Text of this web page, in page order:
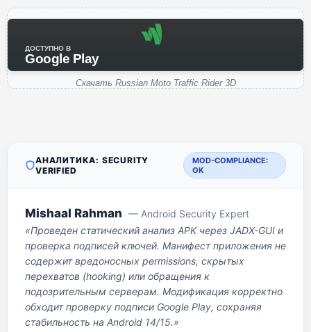
ДОСТУПНО В
Google Play
Скачать Russian Moto Traffic Rider 3D
АНАЛИТИКА: SECURITY
VERIFIED
MOD-COMPLIANCE:
OK
Mishaal Rahman — Android Security Expert
«Проведен статический анализ APK через JADX-GUI и
проверка подписей ключей. Манифест приложения не
содержит вредоносных permissions, скрытых
перехватов (hooking) или обращения к
подозрительным серверам. Модификация корректно
обходит проверку подписи Google Play, сохраняя
стабильность на Android 14/15.»